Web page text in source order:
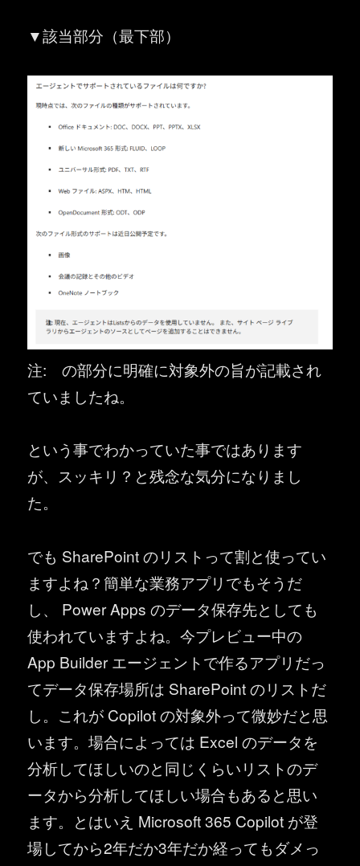
▼該当部分（最下部）
注: の部分に明確に対象外の旨が記載され
ていましたね。
という事でわかっていた事ではあります
が、スッキリ？と残念な気分になりまし
た。
でも SharePoint のリストって割と使ってい
ますよね？簡単な業務アプリでもそうだ
し、 Power Apps のデータ保存先としても
使われていますよね。今プレビュー中の
App Builder エージェントで作るアプリだっ
てデータ保存場所は SharePoint のリストだ
し。これが Copilot の対象外って微妙だと思
います。場合によっては Excel のデータを
分析してほしいのと同じくらいリストのデ
ータから分析してほしい場合もあると思い
ます。とはいえ Microsoft 365 Copilot が登
場してから2年だか3年だか経ってもダメっ